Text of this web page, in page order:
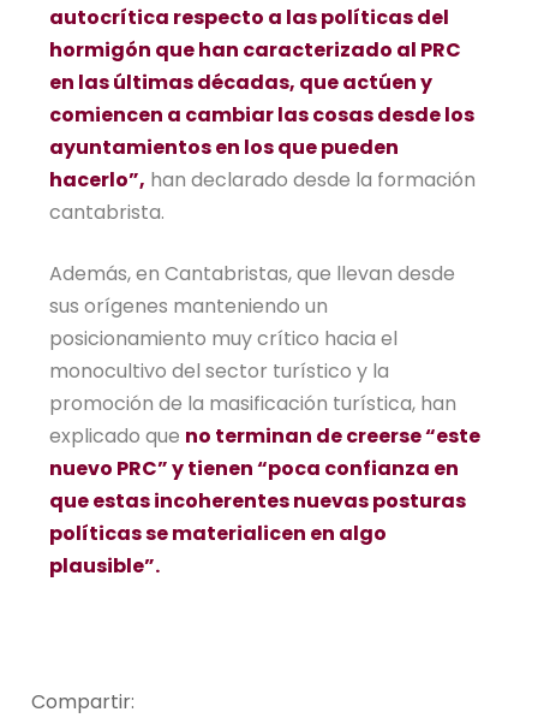
autocrítica respecto a las políticas del
hormigón que han caracterizado al PRC
en las últimas décadas, que actúen y
comiencen a cambiar las cosas desde los
ayuntamientos en los que pueden
hacerlo”, han declarado desde la formación
cantabrista.
Además, en Cantabristas, que llevan desde
sus orígenes manteniendo un
posicionamiento muy crítico hacia el
monocultivo del sector turístico y la
promoción de la masificación turística, han
explicado que no terminan de creerse “este
nuevo PRC” y tienen “poca confianza en
que estas incoherentes nuevas posturas
políticas se materialicen en algo
plausible”.
Compartir: